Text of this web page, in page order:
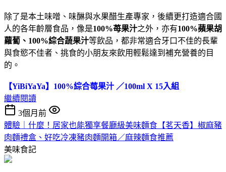
除了是本土味噌、味醂與水果醋生產專家，後續更打造適合國
人的各年齡層食品，像是100%苺果汁之外，亦有100%蘋果胡
蘿蔔、100%綜合蔬果汁等飲品，都非常適合牙口不佳的長輩
與食慾不佳者、挑食的小朋友來飲用輕鬆達到補充營養的目
的。
【YiBiYaYa】100%綜合莓果汁 ／100ml X 15入組
繼續閱讀
3個月前
體驗｜什麼！居家也能獨享餐廳級美味麵食【茗天香】椒麻豬
肉麵禮盒、好吃冷凍豬肉麵開箱／麻辣麵食推薦
美味食記